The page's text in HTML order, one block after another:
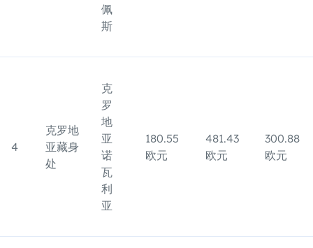
佩
斯
4
克罗地
亚藏身
处
克
罗
地
亚
诺
瓦
利
亚
180.55
欧元
481.43
欧元
300.88
欧元